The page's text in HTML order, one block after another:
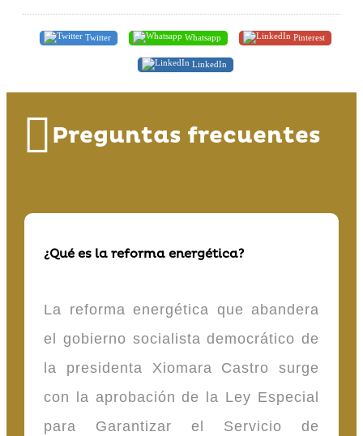
Twitter Whatsapp Pinterest
LinkedIn
Preguntas frecuentes
¿Qué es la reforma energética?
La reforma energética que abandera
el gobierno socialista democrático de
la presidenta Xiomara Castro surge
con la aprobación de la Ley Especial
para Garantizar el Servicio de